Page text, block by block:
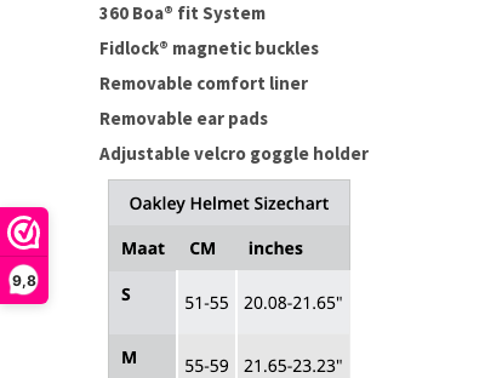
9,8
360 Boa® fit System
Fidlock® magnetic buckles
Removable comfort liner
Removable ear pads
Adjustable velcro goggle holder